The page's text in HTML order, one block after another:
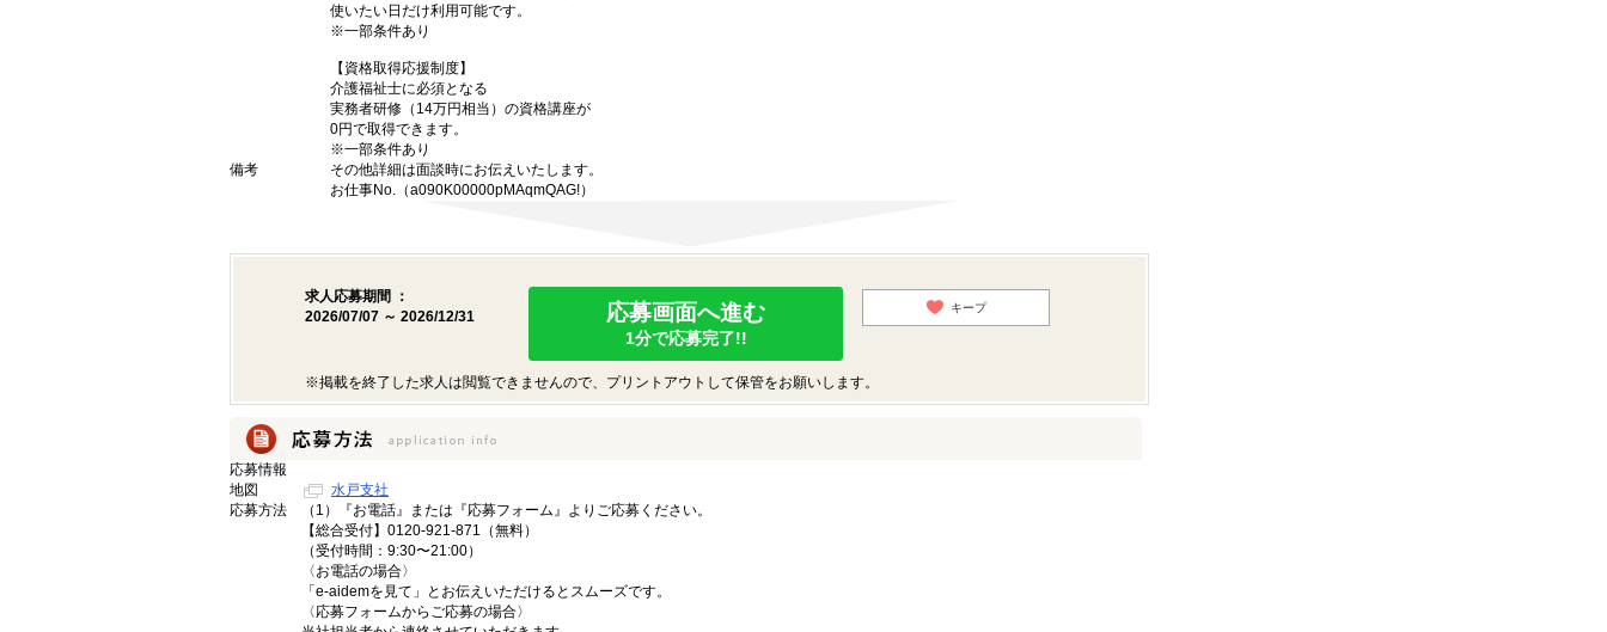
使いたい日だけ利用可能です。
※一部条件あり
【資格取得応援制度】
介護福祉士に必須となる
実務者研修（14万円相当）の資格講座が
0円で取得できます。
※一部条件あり
備考
その他詳細は面談時にお伝えいたします。
お仕事No.（a090K00000pMAqmQAG!）
求人応募期間 ：
2026/07/07 ～ 2026/12/31
応募画面へ進む
1分で応募完了!!
キープ
※掲載を終了した求人は閲覧できませんので、プリントアウトして保管をお願いします。
応募情報
地図
水戸支社
応募方法
（1）『お電話』または『応募フォーム』よりご応募ください。
【総合受付】0120-921-871（無料）
（受付時間：9:30〜21:00）
〈お電話の場合〉
「e-aidemを見て」とお伝えいただけるとスムーズです。
〈応募フォームからご応募の場合〉